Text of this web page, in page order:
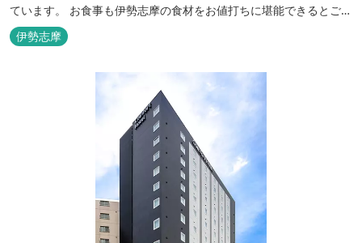
ています。 お食事も伊勢志摩の食材をお値打ちに堪能できるとご好
評いただいています。
伊勢志摩